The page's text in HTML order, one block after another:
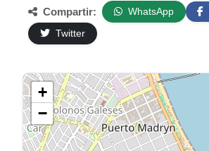
Compartir: WhatsApp
Twitter
+
−